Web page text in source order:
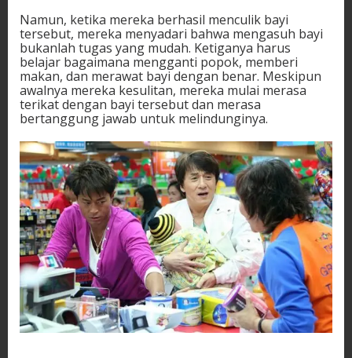
Namun, ketika mereka berhasil menculik bayi
tersebut, mereka menyadari bahwa mengasuh bayi
bukanlah tugas yang mudah. Ketiganya harus
belajar bagaimana mengganti popok, memberi
makan, dan merawat bayi dengan benar. Meskipun
awalnya mereka kesulitan, mereka mulai merasa
terikat dengan bayi tersebut dan merasa
bertanggung jawab untuk melindunginya.